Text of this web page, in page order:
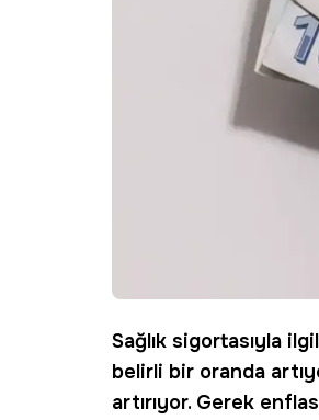
Sağlık sigortasıyla
belirli bir oranda
artırıyor. Gerek